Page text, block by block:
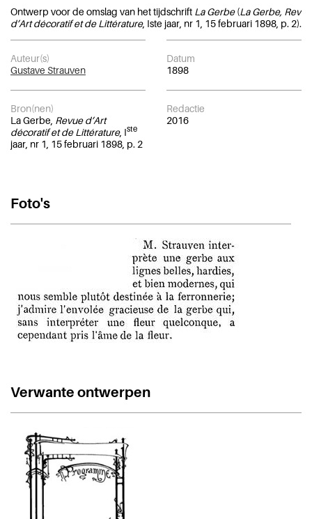
Ontwerp voor de omslag van het tijdschrift La Gerbe(La Gerbe, Revue
d’Art décoratif et de Littérature, Iste jaar, nr 1, 15 februari 1898, p. 2).
Auteur(s)
Gustave Strauven
Datum
1898
Bron(nen)
La Gerbe, Revue d’Art
décoratif et de Littérature, Iste
jaar, nr 1, 15 februari 1898, p. 2
Redactie
2016
Foto's
Verwante ontwerpen